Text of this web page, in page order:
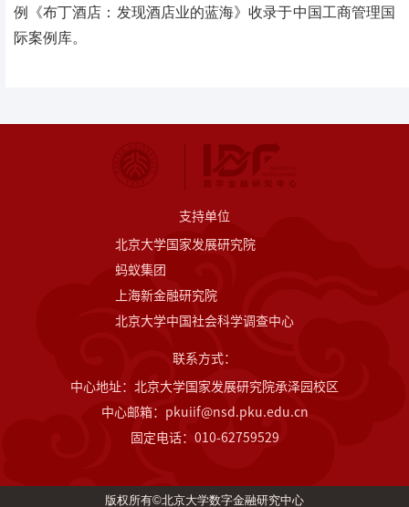
例《布丁酒店：发现酒店业的蓝海》收录于中国工商管理国
际案例库。
支持单位
北京大学国家发展研究院
蚂蚁集团
上海新金融研究院
北京大学中国社会科学调查中心
联系方式：
中心地址：北京大学国家发展研究院承泽园校区
中心邮箱：pkuiif@nsd.pku.edu.cn
固定电话：010-62759529
版权所有©北京大学数字金融研究中心